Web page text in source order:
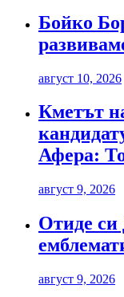
Бойко
август 10, 2026
Кметът
Афера:
август 9, 2026
Отиде си
август 9, 2026